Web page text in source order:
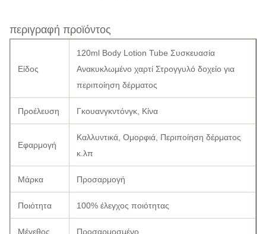
περιγραφή προϊόντος
Είδος
120ml Body Lotion Tube Συσκευασία
Ανακυκλωμένο χαρτί Στρογγυλό δοχείο για
περιποίηση δέρματος
Προέλευση Γκουανγκντόνγκ, Κίνα
Εφαρμογή
Καλλυντικά, Ομορφιά, Περιποίηση δέρματος
κ.λπ
Μάρκα Προσαρμογή
Ποιότητα 100% έλεγχος ποιότητας
Μέγεθος Προσαρμοσμένο